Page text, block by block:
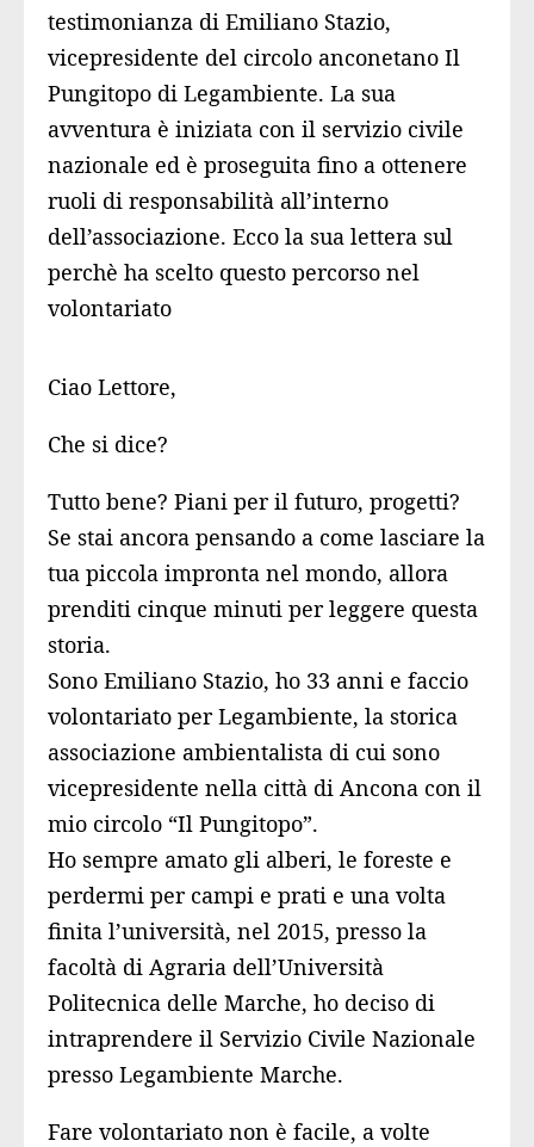
testimonianza di Emiliano Stazio,
vicepresidente del circolo anconetano Il
Pungitopo di Legambiente. La sua
avventura è iniziata con il servizio civile
nazionale ed è proseguita fino a ottenere
ruoli di responsabilità all’interno
dell’associazione. Ecco la sua lettera sul
perchè ha scelto questo percorso nel
volontariato
​Ciao Lettore,
Che si dice?
Tutto bene? Piani per il futuro, progetti?
Se stai ancora pensando a come lasciare la
tua piccola impronta nel mondo, allora
prenditi cinque minuti per leggere questa
storia.
Sono Emiliano Stazio, ho 33 anni e faccio
volontariato per Legambiente, la storica
associazione ambientalista di cui sono
vicepresidente nella città di Ancona con il
mio circolo “Il Pungitopo”.
Ho sempre amato gli alberi, le foreste e
perdermi per campi e prati e una volta
finita l’università, nel 2015, presso la
facoltà di Agraria dell’Università
Politecnica delle Marche, ho deciso di
intraprendere il Servizio Civile Nazionale
presso Legambiente Marche.
Fare volontariato non è facile, a volte